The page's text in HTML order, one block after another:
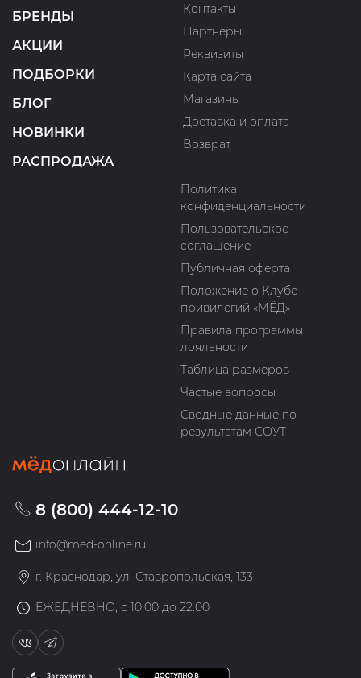
БРЕНДЫ
АКЦИИ
ПОДБОРКИ
БЛОГ
НОВИНКИ
РАСПРОДАЖА
Контакты
Партнеры
Реквизиты
Карта сайта
Магазины
Доставка и оплата
Возврат
Политика
конфиденциальности
Пользовательское
соглашение
Публичная оферта
Положение о Клубе
привилегий «МЁД»
Правила программы
лояльности
Таблица размеров
Частые вопросы
Сводные данные по
результатам СОУТ
8 (800) 444-12-10
info@med-online.ru
г. Краснодар, ул. Ставропольская, 133
ЕЖЕДНЕВНО, с 10:00 до 22:00